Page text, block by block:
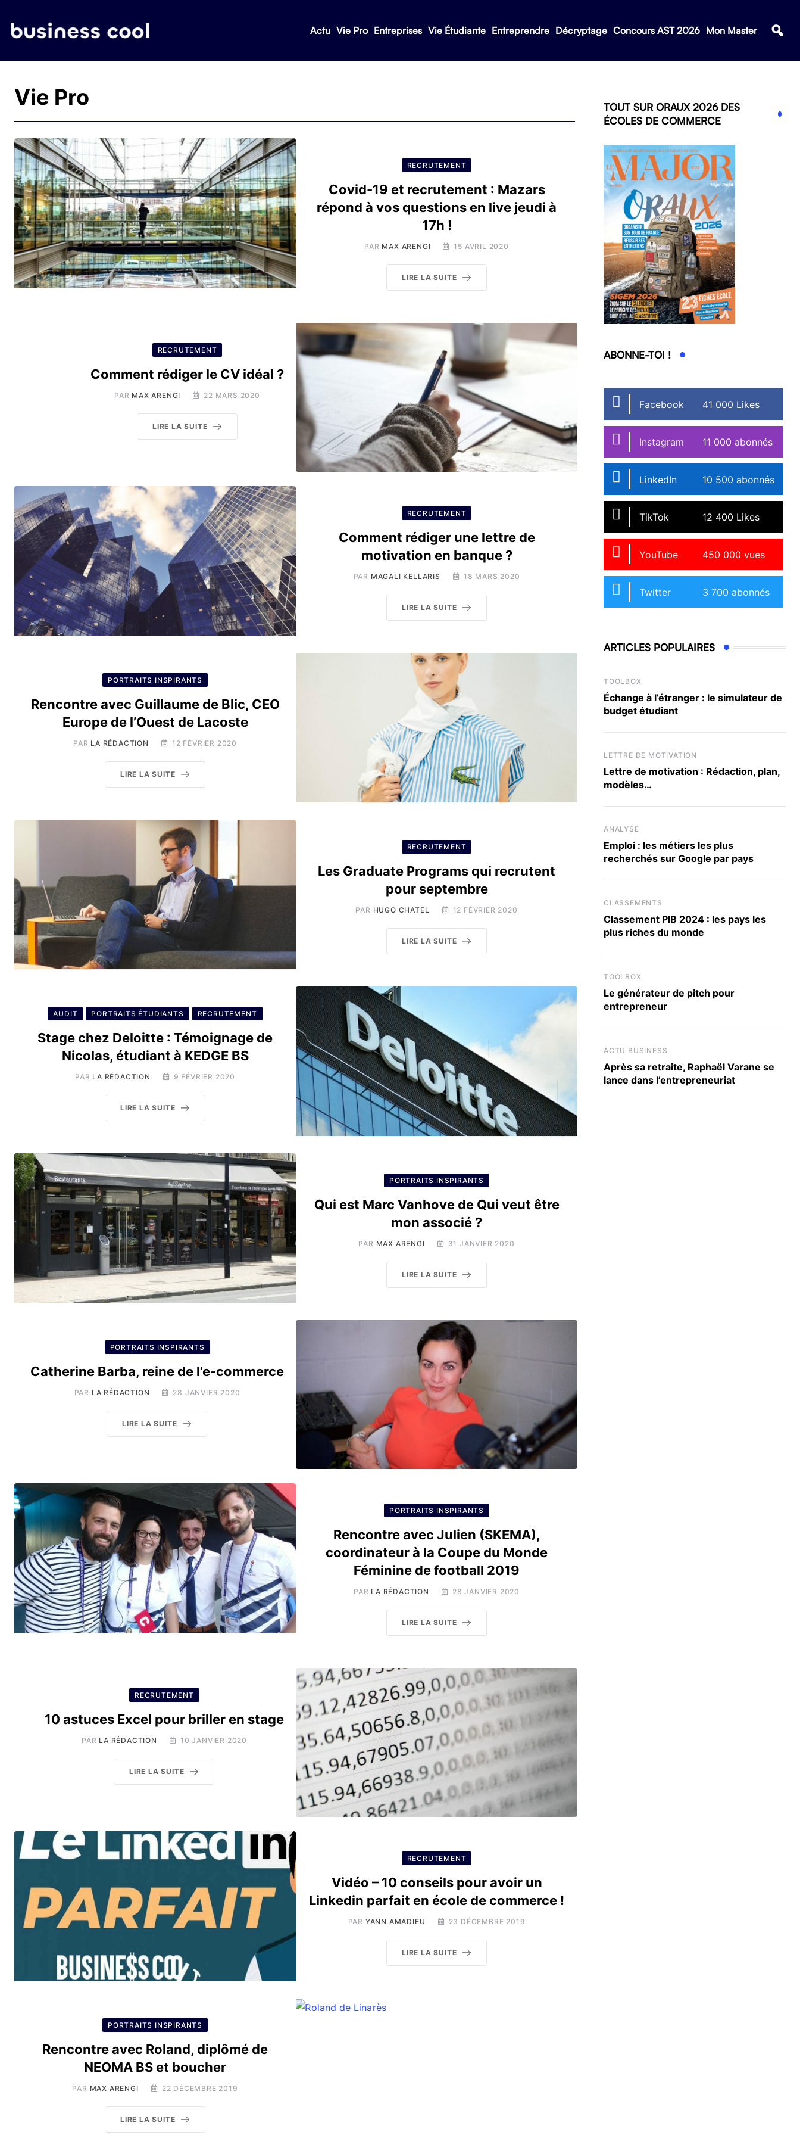
Actu Vie Pro Entreprises Vie Étudiante Entreprendre Décryptage Concours AST 2026 Mon Master
Vie Pro
RECRUTEMENT
Covid-19 et recrutement : Mazars
répond à vos questions en live jeudi à
17h !
PAR MAX ARENGI 15 AVRIL 2020
LIRE LA SUITE
RECRUTEMENT
Comment rédiger le CV idéal ?
PAR MAX ARENGI 22 MARS 2020
LIRE LA SUITE
RECRUTEMENT
Comment rédiger une lettre de
motivation en banque ?
PAR MAGALI KELLARIS 18 MARS 2020
LIRE LA SUITE
PORTRAITS INSPIRANTS
Rencontre avec Guillaume de Blic, CEO
Europe de l’Ouest de Lacoste
PAR LA RÉDACTION 12 FÉVRIER 2020
LIRE LA SUITE
RECRUTEMENT
Les Graduate Programs qui recrutent
pour septembre
PAR HUGO CHATEL 12 FÉVRIER 2020
LIRE LA SUITE
AUDIT PORTRAITS ÉTUDIANTS RECRUTEMENT
Stage chez Deloitte : Témoignage de
Nicolas, étudiant à KEDGE BS
PAR LA RÉDACTION 9 FÉVRIER 2020
LIRE LA SUITE
PORTRAITS INSPIRANTS
Qui est Marc Vanhove de Qui veut être
mon associé ?
PAR MAX ARENGI 31 JANVIER 2020
LIRE LA SUITE
PORTRAITS INSPIRANTS
Catherine Barba, reine de l’e-commerce
PAR LA RÉDACTION 28 JANVIER 2020
LIRE LA SUITE
PORTRAITS INSPIRANTS
Rencontre avec Julien (SKEMA),
coordinateur à la Coupe du Monde
Féminine de football 2019
PAR LA RÉDACTION 28 JANVIER 2020
LIRE LA SUITE
RECRUTEMENT
10 astuces Excel pour briller en stage
PAR LA RÉDACTION 10 JANVIER 2020
LIRE LA SUITE
RECRUTEMENT
Vidéo – 10 conseils pour avoir un
Linkedin parfait en école de commerce !
PAR YANN AMADIEU 23 DÉCEMBRE 2019
LIRE LA SUITE
PORTRAITS INSPIRANTS
Rencontre avec Roland, diplômé de
NEOMA BS et boucher
PAR MAX ARENGI 22 DÉCEMBRE 2019
LIRE LA SUITE
TOUT SUR ORAUX 2026 DES
ÉCOLES DE COMMERCE
ABONNE-TOI !
Facebook 41 000 Likes
Instagram 11 000 abonnés
LinkedIn 10 500 abonnés
TikTok 12 400 Likes
YouTube 450 000 vues
Twitter 3 700 abonnés
ARTICLES POPULAIRES
TOOLBOX
Échange à l’étranger : le simulateur de
budget étudiant
LETTRE DE MOTIVATION
Lettre de motivation : Rédaction, plan,
modèles…
ANALYSE
Emploi : les métiers les plus
recherchés sur Google par pays
CLASSEMENTS
Classement PIB 2024 : les pays les
plus riches du monde
TOOLBOX
Le générateur de pitch pour
entrepreneur
ACTU BUSINESS
Après sa retraite, Raphaël Varane se
lance dans l’entrepreneuriat